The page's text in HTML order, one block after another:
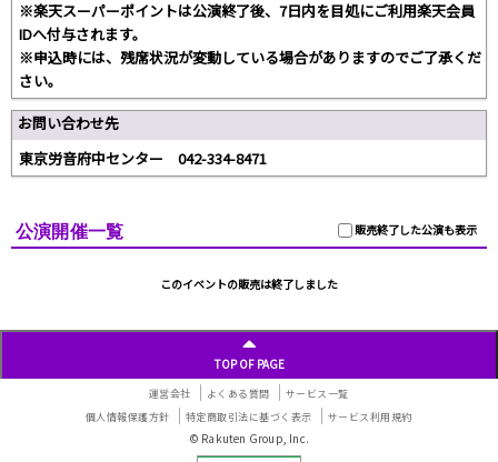
※楽天スーパーポイントは公演終了後、7日内を目処にご利用楽天会員
IDへ付与されます。
※申込時には、残席状況が変動している場合がありますのでご了承くだ
さい。
お問い合わせ先
東京労音府中センター 042-334-8471
販売終了した公演も表示
公演開催一覧
このイベントの販売は終了しました
TOP OF PAGE
運営会社 よくある質問
サービス一覧
個人情報保護方針
特定商取引法に基づく表示 サービス利用規約
© Rakuten Group, Inc.